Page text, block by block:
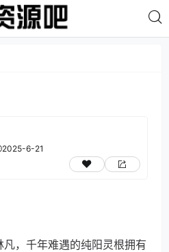
2025-6-21
，千年难遇的纯阳灵根拥有